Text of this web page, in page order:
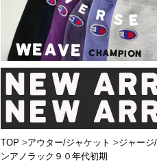
TOP >アウター/ジャケット >ジャージ
ンアノラック９０年代初期